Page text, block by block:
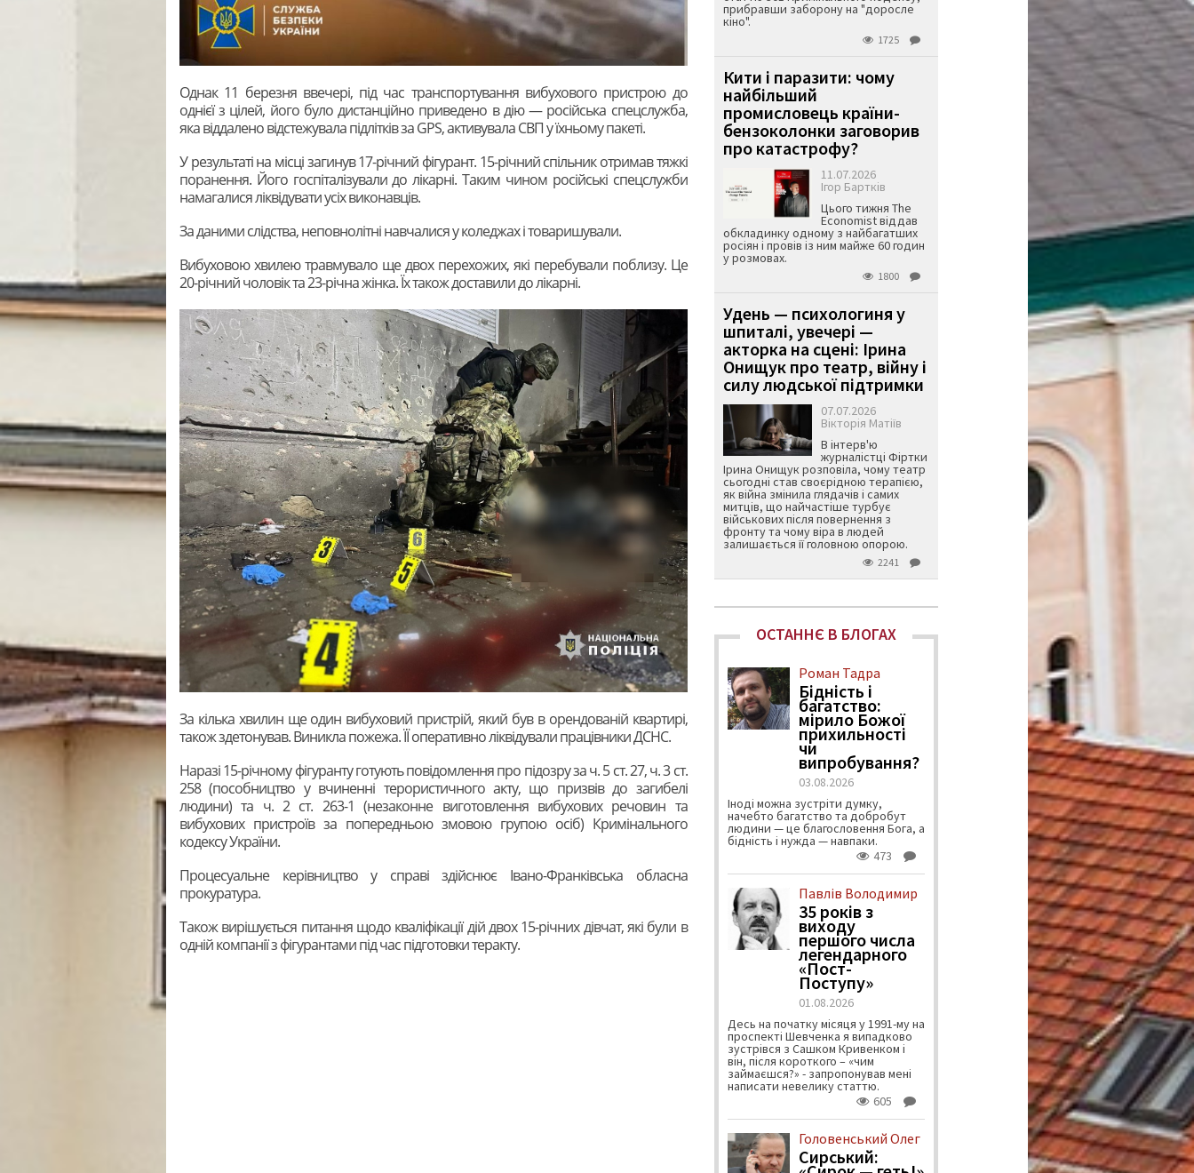
Однак 11 березня ввечері, під час транспортування вибухового пристрою до
однієї з цілей, його було дистанційно приведено в дію — російська спецслужба,
яка віддалено відстежувала підлітків за GPS, активувала СВП у їхньому пакеті.
У результаті на місці загинув 17-річний фігурант. 15-річний спільник отримав тяжкі
поранення. Його госпіталізували до лікарні. Таким чином російські спецслужби
намагалися ліквідувати усіх виконавців.
За даними слідства, неповнолітні навчалися у коледжах і товаришували.
Вибуховою хвилею травмувало ще двох перехожих, які перебували поблизу. Це
20-річний чоловік та 23-річна жінка. Їх також доставили до лікарні.
За кілька хвилин ще один вибуховий пристрій, який був в орендованій квартирі,
також здетонував. Виникла пожежа. ЇЇ оперативно ліквідували працівники ДСНС.
Наразі 15-річному фігуранту готують повідомлення про підозру за ч. 5 ст. 27, ч. 3 ст.
258 (пособництво у вчиненні терористичного акту, що призвів до загибелі
людини) та ч. 2 ст. 263-1 (незаконне виготовлення вибухових речовин та
вибухових пристроїв за попередньою змовою групою осіб) Кримінального
кодексу України.
Процесуальне керівництво у справі здійснює Івано-Франківська обласна
прокуратура.
Також вирішується питання щодо кваліфікації дій двох 15-річних дівчат, які були в
одній компанії з фігурантами під час підготовки теракту.
прибравши заборону на "доросле
кіно".
1725
Кити і паразити: чому
найбільший
промисловець країни-
бензоколонки заговорив
про катастрофу?
11.07.2026
Ігор Бартків
Цього тижня The
Economist віддав
обкладинку одному з найбагатших
росіян і провів із ним майже 60 годин
у розмовах.
1800
Удень — психологиня у
шпиталі, увечері —
акторка на сцені: Ірина
Онищук про театр, війну і
силу людської підтримки
07.07.2026
Вікторія Матіїв
В інтерв'ю
журналістці Фіртки
Ірина Онищук розповіла, чому театр
сьогодні став своєрідною терапією,
як війна змінила глядачів і самих
митців, що найчастіше турбує
військових після повернення з
фронту та чому віра в людей
залишається її головною опорою.
2241
ОСТАННЄ В БЛОГАХ
Роман Тадра
Бідність і
багатство:
мірило Божої
прихильності
чи
випробування?
03.08.2026
Іноді можна зустріти думку,
начебто багатство та добробут
людини — це благословення Бога, а
бідність і нужда — навпаки.
473
Павлів Володимир
35 років з
виходу
першого числа
легендарного
«Пост-
Поступу»
01.08.2026
Десь на початку місяця у 1991-му на
проспекті Шевченка я випадково
зустрівся з Сашком Кривенком і
він, після короткого – «чим
займаєшся?» - запропонував мені
написати невелику статтю.
605
Головенський Олег
Сирський: